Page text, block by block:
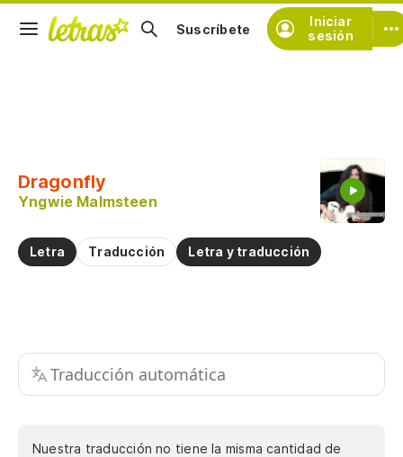
Iniciar
sesión
Suscríbete
Dragonfly
Yngwie Malmsteen
Letra Traducción Letra y traducción
Traducción automática
Nuestra traducción no tiene la misma cantidad de
Practicar la pronunciación de